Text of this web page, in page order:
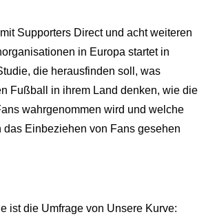
Supporters Direct und acht weiteren
in Europa startet in
die herausfinden soll, was
Fußball in ihrem Land denken, wie die
wahrgenommen wird und welche
das Einbeziehen von Fans gesehen
ist die Umfrage von Unsere Kurve: